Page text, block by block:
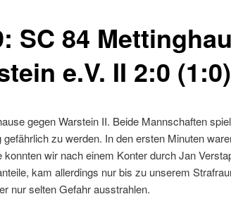
SC 84
e.V. II 2:0 (1:0)
gegen Warstein II. Beide Mannschaften
zu werden. In den ersten Minuten
wir nach einem Konter durch Jan
kam allerdings nur bis zu unserem
nur selten Gefahr ausstrahlen.